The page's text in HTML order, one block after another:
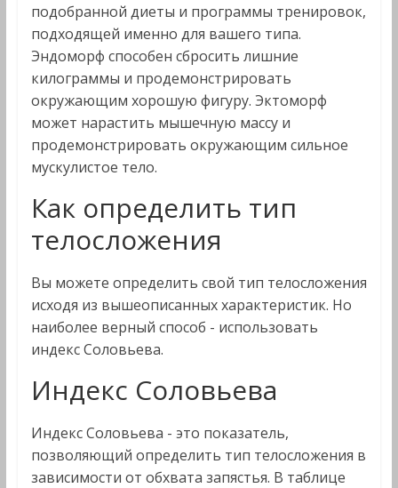
подобранной диеты и программы тренировок,
подходящей именно для вашего типа.
Эндоморф способен сбросить лишние
килограммы и продемонстрировать
окружающим хорошую фигуру. Эктоморф
может нарастить мышечную массу и
продемонстрировать окружающим сильное
мускулистое тело.
Как определить тип
телосложения
Вы можете определить свой тип телосложения
исходя из вышеописанных характеристик. Но
наиболее верный способ - использовать
индекс Соловьева.
Индекс Соловьева
Индекс Соловьева - это показатель,
позволяющий определить тип телосложения в
зависимости от обхвата запястья. В таблице